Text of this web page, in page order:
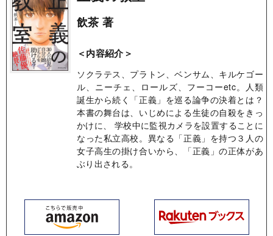
飲茶 著
＜内容紹介＞
ソクラテス、プラトン、ベンサム、キルケゴー
ル、ニーチェ、ロールズ、フーコーetc。人類
誕生から続く「正義」を巡る論争の決着とは？
本書の舞台は、いじめによる生徒の自殺をきっ
かけに、 学校中に監視カメラを設置することに
なった私立高校。異なる「正義」を持つ３人の
女子高生の掛け合いから、「正義」の正体があ
ぶり出される。